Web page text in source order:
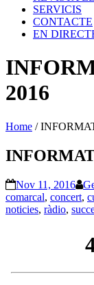
SERVICIS
CONTACTE
EN
2016
Home /
Nov 11, 2016
comarcal, concert,
noticies, ràdio,